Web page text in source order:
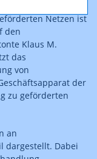
Netzen ist
den
Klaus M.
das
von
der
zu geförderten
an
dargestellt. Dabei